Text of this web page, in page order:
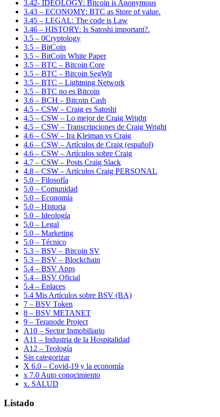
3.42- IDEOLOGY: Bitcoin is Anonymous
3.43 – ECONOMY: BTC as Store of value.
3.45 – LEGAL: The code is Law
3.46 – HISTORY: Is Satoshi important?.
3.5 – 0Cryptology
3.5 – BitCoin
3.5 – BitCoin White Paper
3.5 – BTC – Bitcoin Core
3.5 – BTC – Bitcoin SegWit
3.5 – BTC – Lightning Network
3.5 – BTC no es Bitcoin
3.6 – BCH – Bitcoin Cash
4.5 – CSW – Craig es Satoshi
4.5 – CSW – Lo mejor de Craig Wright
4.5 – CSW – Transcripciones de Craig Wright
4.6 – CSW – Ira Kleiman vs Craig
4.6 – CSW – Artículos de Craig (español)
4.6 – CSW – Artículos sobre Craig
4.7 – CSW – Posts Craig Slack
4.8 – CSW – Artículos Craig PERSONAL
5.0 – Filosofía
5.0 – Comunidad
5.0 – Economía
5.0 – Historia
5.0 – Ideología
5.0 – Legal
5.0 – Marketing
5.0 – Técnico
5.3 – BSV – Bitcoin SV
5.3 – BSV – Blockchain
5.4 – BSV Apps
5.4 – BSV Oficial
5.4 – Enlaces
5.4 Mis Artículos sobre BSV (BA)
7 – BSV Token
8 – BSV METANET
9 – Teranode Project
A10 – Sector Inmobiliario
A11 – Industria de la Hospitalidad
A12 – Teología
Sin categorizar
X 6.0 – Covid-19 y la economía
x 7.0 Auto conocimiento
x. SALUD
Listado